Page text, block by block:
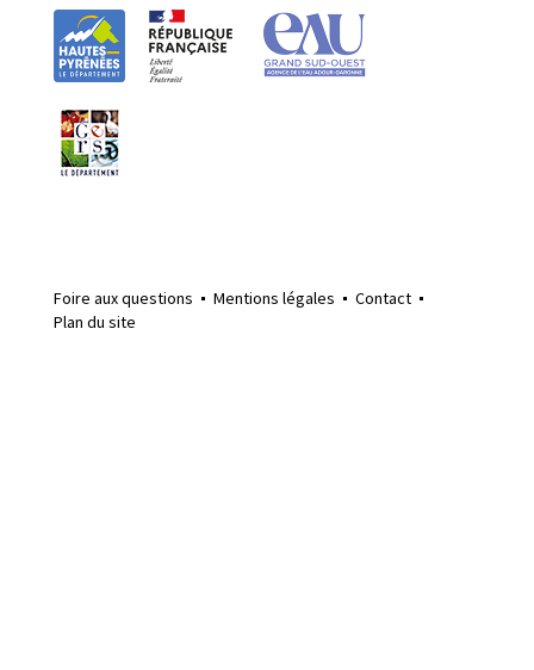
Foire aux questions Mentions légales
Contact
Plan du site